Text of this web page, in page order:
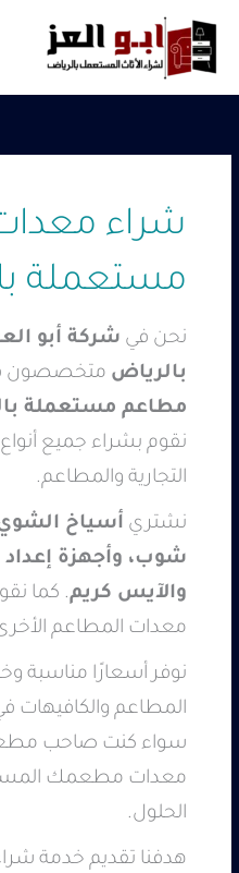
المحتوى
شراء
مستعملة
نحن في شركة أبو
بالرياض متخصصون
مطاعم مستعملة
نقوم بشراء جميع
التجارية والمطاعم.
نشتري أسياخ
شوب، وأجهزة إعداد
والآيس كريم. كما
معدات المطاعم
نوفر أسعارًا مناسبة
المطاعم والكافيهات
سواء كنت صاحب
معدات مطعمك
الحلول.
هدفنا تقديم خدمة